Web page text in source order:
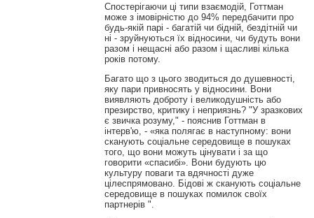
Спостерігаючи ці типи взаємодій, Готтман
може з імовірністю до 94% передбачити про
будь-якій парі - багатій чи бідній, бездітній чи
ні - зруйнуються їх відносини, чи будуть вони
разом і нещасні або разом і щасливі кілька
років потому.
Багато що з цього зводиться до душевності,
яку пари привносять у відносини. Вони
виявляють доброту і великодушність або
презирство, критику і неприязнь? "У зразкових
є звичка розуму," - пояснив Готтман в
інтерв'ю, - «яка полягає в наступному: вони
сканують соціальне середовище в пошуках
того, що вони можуть цінувати і за що
говорити «спасибі». Вони будують цю
культуру поваги та вдячності дуже
цілеспрямовано. Бідові ж сканують соціальне
середовище в пошуках помилок своїх
партнерів ".